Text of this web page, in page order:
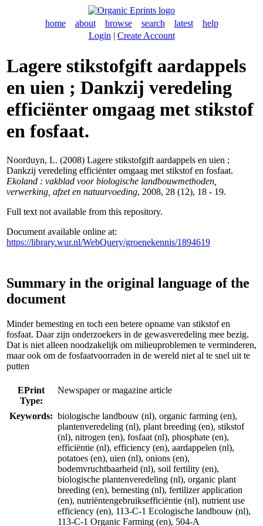
home about browse search latest
help
Login | Create Account
Lagere stikstofgift aardappels
en uien ; Dankzij veredeling
efficiënter omgaag met stikstof
en fosfaat.
Noorduyn, L. (2008) Lagere stikstofgift aardappels en uien ;
Dankzij veredeling efficiënter omgaag met stikstof en fosfaat.
Ekoland : vakblad voor biologische landbouwmethoden,
verwerking, afzet en natuurvoeding, 2008, 28 (12), 18 - 19.
Full text not available from this repository.
Document available online at:
https://library.wur.nl/WebQuery/groenekennis/1894619
Summary in the original language of the
document
Minder bemesting en toch een betere opname van stikstof en
fosfaat. Daar zijn onderzoekers in de gewasveredeling mee bezig.
Dat is niet alleen noodzakelijk om milieuproblemen te verminderen,
maar ook om de fosfaatvoorraden in de wereld niet al te snel uit te
putten
EPrint
Type:
Newspaper or magazine article
Keywords: biologische landbouw (nl), organic farming (en),
plantenveredeling (nl), plant breeding (en), stikstof
(nl), nitrogen (en), fosfaat (nl), phosphate (en),
efficiëntie (nl), efficiency (en), aardappelen (nl),
potatoes (en), uien (nl), onions (en),
bodemvruchtbaarheid (nl), soil fertility (en),
biologische plantenveredeling (nl), organic plant
breeding (en), bemesting (nl), fertilizer application
(en), nutriëntengebruiksefficiëntie (nl), nutrient use
efficiency (en), 113-C-1 Ecologische landbouw (nl),
113-C-1 Organic Farming (en), 504-A